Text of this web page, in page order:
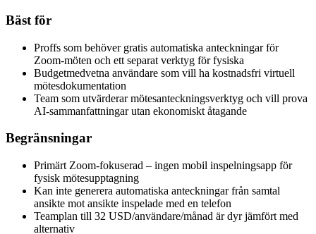
Bäst för
Proffs som behöver gratis automatiska anteckningar för
Zoom-möten och ett separat verktyg för fysiska
Budgetmedvetna användare som vill ha kostnadsfri virtuell
mötesdokumentation
Team som utvärderar mötesanteckningsverktyg och vill prova
AI-sammanfattningar utan ekonomiskt åtagande
Begränsningar
Primärt Zoom-fokuserad – ingen mobil inspelningsapp för
fysisk mötesupptagning
Kan inte generera automatiska anteckningar från samtal
ansikte mot ansikte inspelade med en telefon
Teamplan till 32 USD/användare/månad är dyr jämfört med
alternativ